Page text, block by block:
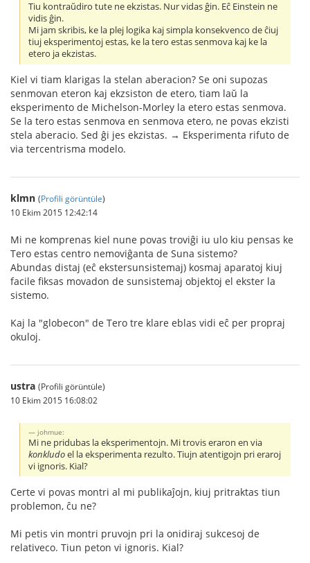
Tiu kontraŭdiro tute ne ekzistas. Nur vidas ĝin. Eĉ Einstein ne
vidis ĝin.
Mi jam skribis, ke la plej logika kaj simpla konsekvenco de ĉiuj
tiuj eksperimentoj estas, ke la tero estas senmova kaj ke la
etero ja ekzistas.
Kiel vi tiam klarigas la stelan aberacion? Se oni supozas
senmovan eteron kaj ekzsiston de etero, tiam laŭ la
eksperimento de Michelson-Morley la etero estas senmova.
Se la tero estas senmova en senmova etero, ne povas ekzisti
stela aberacio. Sed ĝi jes ekzistas. → Eksperimenta rifuto de
via tercentrisma modelo.
klmn (Profili görüntüle)
10 Ekim 2015 12:42:14
Mi ne komprenas kiel nune povas troviĝi iu ulo kiu pensas ke
Tero estas centro nemoviĝanta de Suna sistemo?
Abundas distaj (eĉ ekstersunsistemaj) kosmaj aparatoj kiuj
facile fiksas movadon de sunsistemaj objektoj el ekster la
sistemo.
Kaj la "globecon" de Tero tre klare eblas vidi eĉ per propraj
okuloj.
ustra (Profili görüntüle)
10 Ekim 2015 16:08:02
johmue:
Mi ne pridubas la eksperimentojn. Mi trovis eraron en via
konkludoel la eksperimenta rezulto. Tiujn atentigojn pri eraroj
vi ignoris. Kial?
Certe vi povas montri al mi publikaĵojn, kiuj pritraktas tiun
problemon, ĉu ne?
Mi petis vin montri pruvojn pri la onidiraj sukcesoj de
relativeco. Tiun peton vi ignoris. Kial?